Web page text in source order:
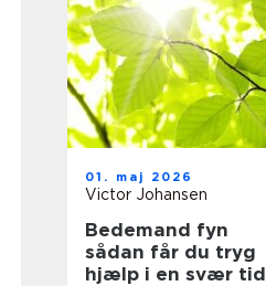
01. maj 2026
Victor Johansen
Bedemand fyn
sådan får du tryg
hjælp i en svær tid